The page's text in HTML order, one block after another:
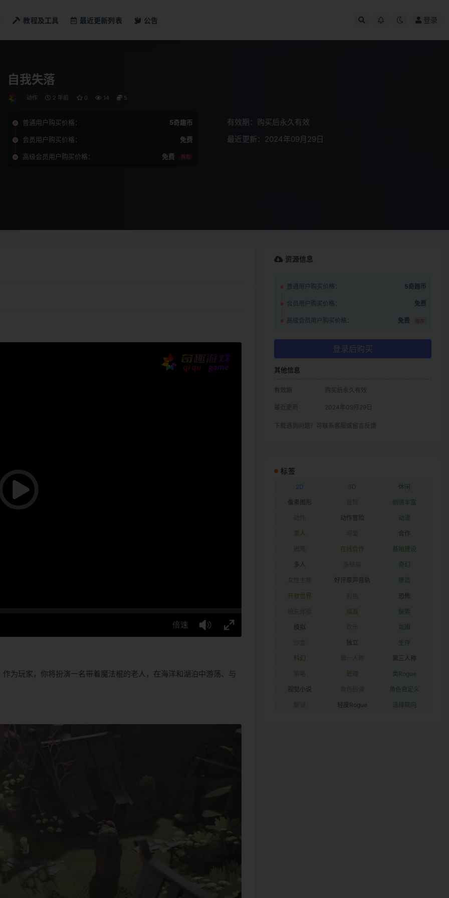
教程及工具 最近更新列表 公告 登录
自我失落
动作 2 年前 0 14 5
普通用户购买价格： 5奇趣币
会员用户购买价格： 免费
高级会员用户购买价格： 免费 推荐
有效期：购买后永久有效
最近更新：2024年09月29日
为玩家，你将扮演一名带着魔法棍的老人，在海洋和湖泊中游荡、与
资源信息
普通用户购买价格： 5奇趣币
会员用户购买价格： 免费
高级会员用户购买价格： 免费 推荐
登录后购买
其他信息
有效期 购买后永久有效
最近更新 2024年09月29日
下载遇到问题？可联系客服或留言反馈
标签
2D 3D 休闲
像素图形 剧情丰富
动作冒险 动漫
单人 合作
在线合作 基地建设
多人 奇幻
好评原声音轨 建造
开放世界 恐怖
拟真 探索
模拟 氛围
独立 生存
科幻 第三人称
管理 类Rogue
视觉小说 角色自定义
轻度Rogue 选择取向